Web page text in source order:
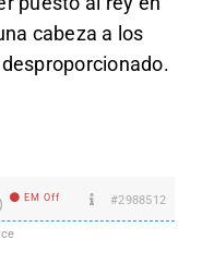
cabeza a los
EM Off #2988512